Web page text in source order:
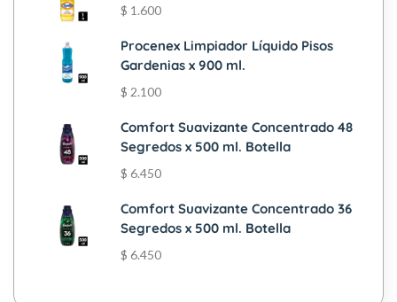
$ 1.600
Procenex Limpiador Líquido Pisos
Gardenias x 900 ml.
$ 2.100
Comfort Suavizante Concentrado 48
Segredos x 500 ml. Botella
$ 6.450
Comfort Suavizante Concentrado 36
Segredos x 500 ml. Botella
$ 6.450